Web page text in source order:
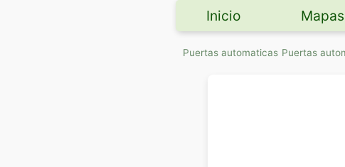
Inicio Mapas
Puertas automaticas Puertas